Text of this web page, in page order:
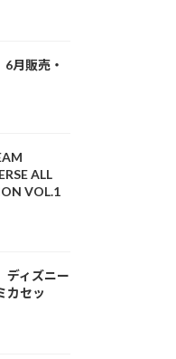
月販売・
ALL
VOL.1
ィズニー
カセッ